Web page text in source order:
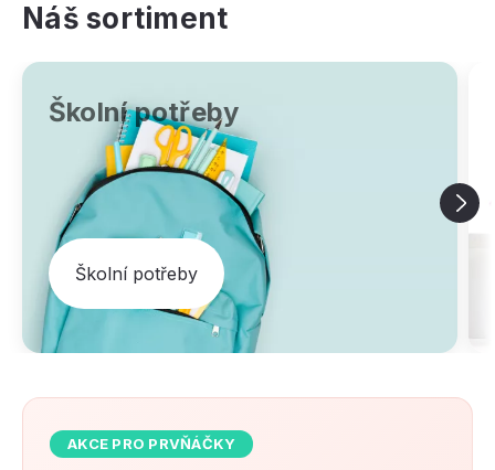
Náš sortiment
Školní potřeby
Školní potřeby
AKCE PRO PRVŇÁČKY